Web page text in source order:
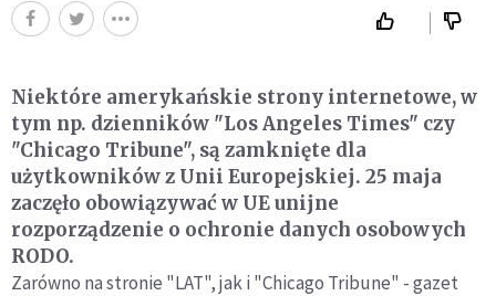
Niektóre amerykańskie strony internetowe, w
tym np. dzienników "Los Angeles Times" czy
"Chicago Tribune", są zamknięte dla
użytkowników z Unii Europejskiej. 25 maja
zaczęło obowiązywać w UE unijne
rozporządzenie o ochronie danych osobowych
RODO.
Zarówno na stronie "LAT", jak i "Chicago Tribune" - gazet